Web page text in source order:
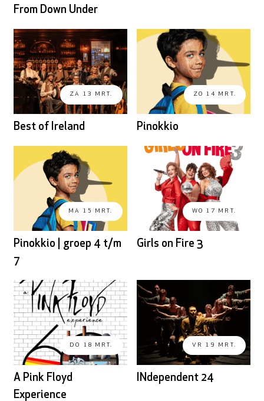
From Down Under
ZA 13 MRT.
Best of Ireland
ZO 14 MRT.
Pinokkio
MA 15 MRT.
Pinokkio | groep 4 t/m
7
WO 17 MRT.
Girls on Fire 3
DO 18 MRT.
A Pink Floyd
Experience
VR 19 MRT.
INdependent 24